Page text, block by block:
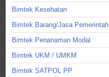
Bimtek Kesehatan
Bimtek Barang/Jasa Pemerintah
Bimtek Penanaman Modal
Bimtek UKM / UMKM
Bimtek SATPOL PP